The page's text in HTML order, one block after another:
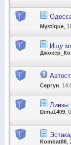
Mystique ,
Ищу
Джокер_Ко
Сергун ,
Линзы
Dima1409 ,
Kombat88